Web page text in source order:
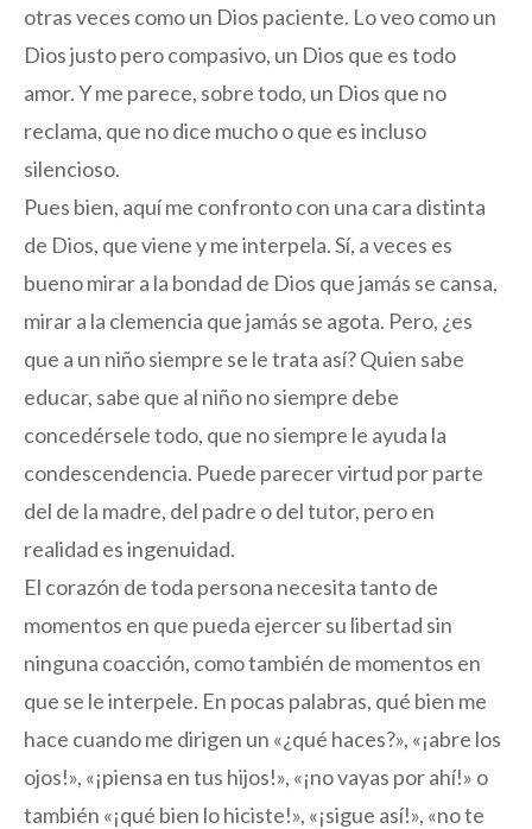
otras veces como un Dios paciente. Lo veo como un
Dios justo pero compasivo, un Dios que es todo
amor. Y me parece, sobre todo, un Dios que no
reclama, que no dice mucho o que es incluso
silencioso.
Pues bien, aquí me confronto con una cara distinta
de Dios, que viene y me interpela. Sí, a veces es
bueno mirar a la bondad de Dios que jamás se cansa,
mirar a la clemencia que jamás se agota. Pero, ¿es
que a un niño siempre se le trata así? Quien sabe
educar, sabe que al niño no siempre debe
concedérsele todo, que no siempre le ayuda la
condescendencia. Puede parecer virtud por parte
del de la madre, del padre o del tutor, pero en
realidad es ingenuidad.
El corazón de toda persona necesita tanto de
momentos en que pueda ejercer su libertad sin
ninguna coacción, como también de momentos en
que se le interpele. En pocas palabras, qué bien me
hace cuando me dirigen un «¿qué haces?», «¡abre los
ojos!», «¡piensa en tus hijos!», «¡no vayas por ahí!» o
también «¡qué bien lo hiciste!», «¡sigue así!», «no te